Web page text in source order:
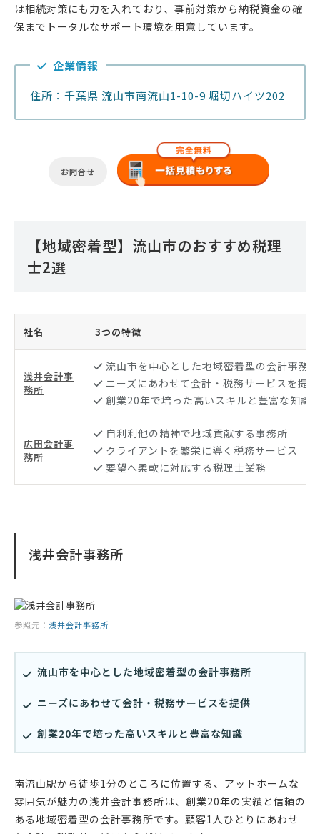
は相続対策にも力を入れており、事前対策から納税資金の確
保までトータルなサポート環境を用意しています。
企業情報
住所：千葉県 流山市南流山1-10-9 堀切ハイツ202
お問合せ
【地域密着型】流山市のおすすめ税理
士2選
社名 3つの特徴
浅井会計事
務所
流山市を中心とした地域密着型の会計事務所
ニーズにあわせて会計・税務サービスを提供
創業20年で培った高いスキルと豊富な知識
広田会計事
務所
自利利他の精神で地域貢献する事務所
クライアントを繁栄に導く税務サービス
要望へ柔軟に対応する税理士業務
浅井会計事務所
参照元： 浅井会計事務所
流山市を中心とした地域密着型の会計事務所
ニーズにあわせて会計・税務サービスを提供
創業20年で培った高いスキルと豊富な知識
南流山駅から徒歩1分のところに位置する、アットホームな
雰囲気が魅力の浅井会計事務所は、創業20年の実績と信頼の
ある地域密着型の会計事務所です。顧客1人ひとりにあわせ